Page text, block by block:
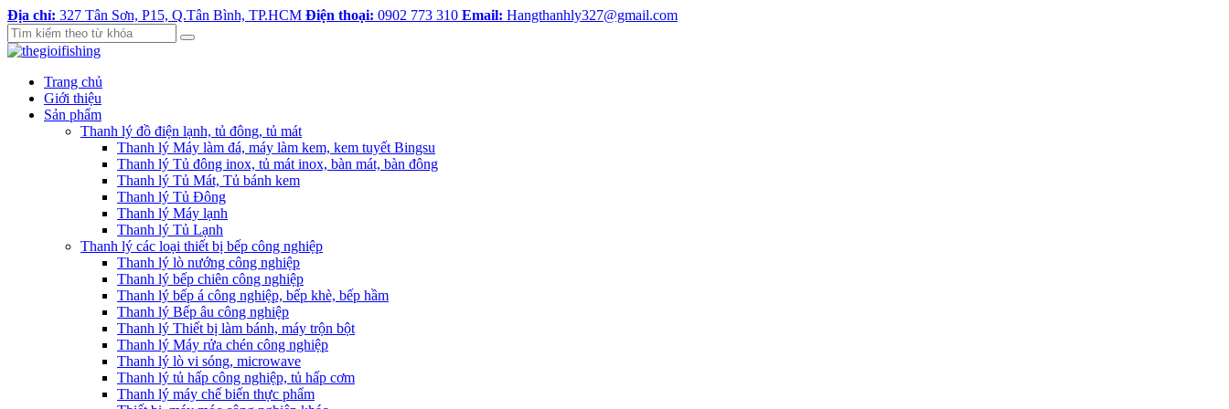
Địa chỉ: 327 Tân Sơn, P15, Q.Tân Bình, TP.HCM Điện thoại: 0902 773 310 Email: Hangthanhly327@gmail.com
Trang chủ
Giới thiệu
Sản phẩm
Thanh lý đồ điện lạnh, tủ đông, tủ mát
Thanh lý Máy làm đá, máy làm kem, kem tuyết Bingsu
Thanh lý Tủ đông inox, tủ mát inox, bàn mát, bàn đông
Thanh lý Tủ Mát, Tủ bánh kem
Thanh lý Tủ Đông
Thanh lý Máy lạnh
Thanh lý Tủ Lạnh
Thanh lý các loại thiết bị bếp công nghiệp
Thanh lý lò nướng công nghiệp
Thanh lý bếp chiên công nghiệp
Thanh lý bếp á công nghiệp, bếp khè, bếp hầm
Thanh lý Bếp âu công nghiệp
Thanh lý Thiết bị làm bánh, máy trộn bột
Thanh lý Máy rửa chén công nghiệp
Thanh lý lò vi sóng, microwave
Thanh lý tủ hấp công nghiệp, tủ hấp cơm
Thanh lý máy chế biến thực phẩm